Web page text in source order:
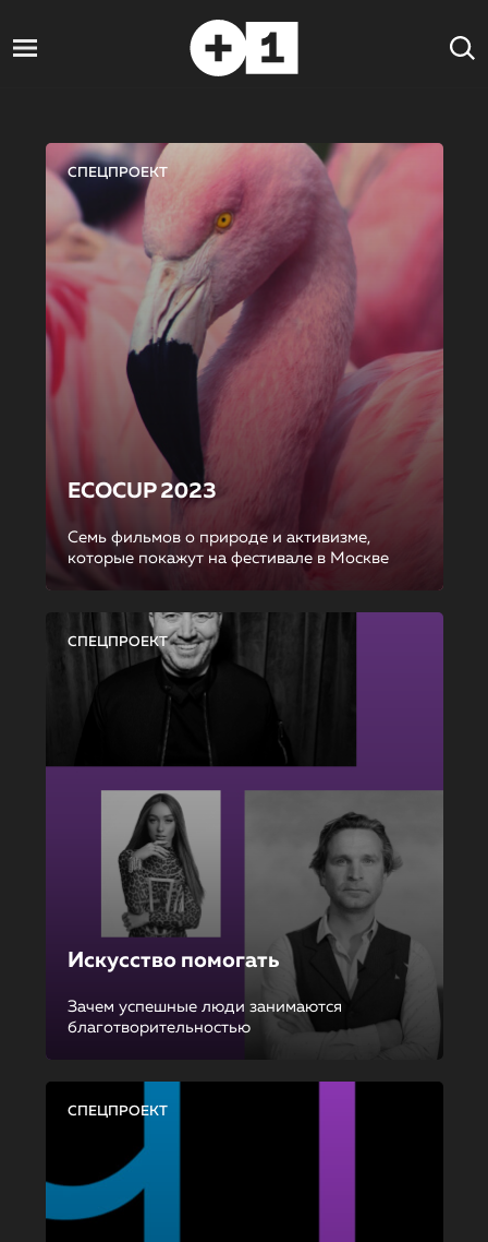
СПЕЦПРОЕКТ
ECOCUP 2023
Семь фильмов о природе и активизме,
которые покажут на фестивале в Москве
СПЕЦПРОЕКТ
Искусство помогать
Зачем успешные люди занимаются
благотворительностью
СПЕЦПРОЕКТ